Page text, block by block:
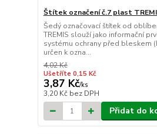
Štítek označení č.7 plast
Šedý označovací štítek od
TREMIS slouží jako informační
systému ochrany před bleskem
určen k ozna...
4,02 Kč
Ušetříte 0,15 Kč
3,87 Kč/ks
3,20 Kč bez DPH
Přidat do